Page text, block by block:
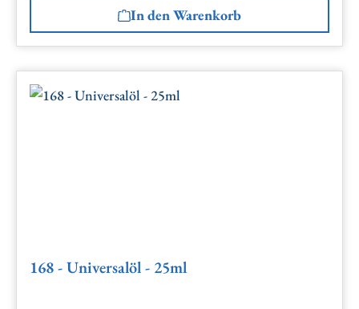
In den Warenkorb
168 - Universalöl - 25ml